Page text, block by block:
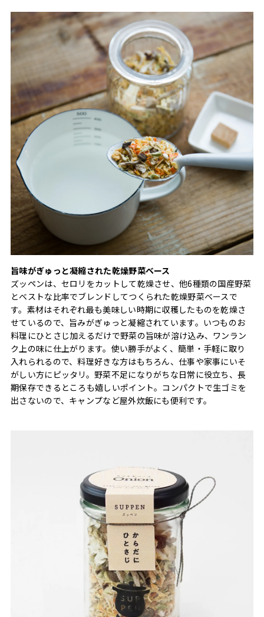
旨味がぎゅっと凝縮された乾燥野菜ベース
ズッペンは、セロリをカットして乾燥させ、他6種類の国産野菜
とベストな比率でブレンドしてつくられた乾燥野菜ベースで
す。素材はそれぞれ最も美味しい時期に収穫したものを乾燥さ
せているので、旨みがぎゅっと凝縮されています。いつものお
料理にひとさじ加えるだけで野菜の旨味が溶け込み、ワンラン
ク上の味に仕上がります。使い勝手がよく、簡単・手軽に取り
入れられるので、料理好きな方はもちろん、仕事や家事にいそ
がしい方にピッタリ。野菜不足になりがちな日常に役立ち、長
期保存できるところも嬉しいポイント。コンパクトで生ゴミを
出さないので、キャンプなど屋外炊飯にも便利です。